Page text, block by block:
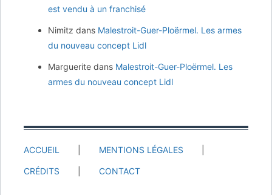
est vendu à un franchisé
Nimitz dans Malestroit-Guer-Ploërmel. Les armes
du nouveau concept Lidl
Marguerite dans Malestroit-Guer-Ploërmel. Les
armes du nouveau concept Lidl
ACCUEIL MENTIONS LÉGALES
CRÉDITS CONTACT